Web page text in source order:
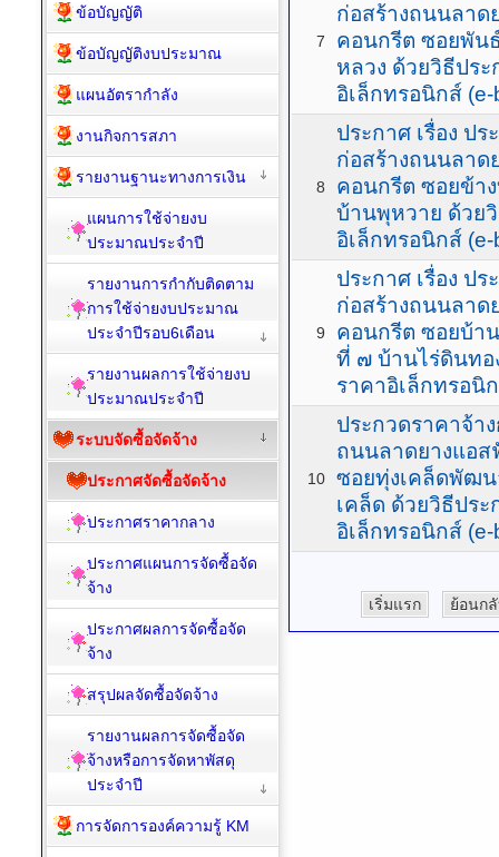
7
ก่อสร้างถนนลา
คอนกรีต ซอยพัน
หลวง ด้วยวิธีประ
อิเล็กทรอนิกส์ (e-
8
ประกาศ เรื่อง ปร
ก่อสร้างถนนลา
คอนกรีต ซอยข้า
บ้านพุหวาย ด้วย
อิเล็กทรอนิกส์ (e-
9
ประกาศ เรื่อง ปร
ก่อสร้างถนนลา
คอนกรีต ซอยบ้า
ที่ ๗ บ้านไร่ดินทอ
ราคาอิเล็กทรอนิ
10
ประกวดราคาจ้า
ถนนลาดยางแอ
ซอยทุ่งเคล็ดพัฒ
เคล็ด ด้วยวิธีประ
อิเล็กทรอนิกส์ (e-
เริ่มแรก ย้อนก
ข้อบัญญัติ
ข้อบัญญัติงบประมาณ
แผนอัตรากำลัง
งานกิจการสภา
รายงานฐานะทางการเงิน
แผนการใช้จ่ายงบ
ประมาณประจำปี
รายงานการกำกับติดตาม
การใช้จ่ายงบประมาณ
ประจำปีรอบ6เดือน
รายงานผลการใช้จ่ายงบ
ประมาณประจำปี
ระบบจัดซื้อจัดจ้าง
ประกาศจัดซื้อจัดจ้าง
ประกาศราคากลาง
ประกาศแผนการจัดซื้อจัด
จ้าง
ประกาศผลการจัดซื้อจัด
จ้าง
สรุปผลจัดซื้อจัดจ้าง
รายงานผลการจัดซื้อจัด
จ้างหรือการจัดหาพัสดุ
ประจำปี
การจัดการองค์ความรู้ KM